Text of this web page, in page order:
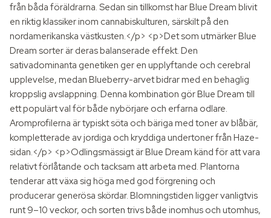
från båda föräldrarna. Sedan sin tillkomst har Blue Dream blivit
en riktig klassiker inom cannabiskulturen, särskilt på den
nordamerikanska västkusten.</p> <p>Det som utmärker Blue
Dream sorter är deras balanserade effekt. Den
sativadominanta genetiken ger en upplyftande och cerebral
upplevelse, medan Blueberry-arvet bidrar med en behaglig
kroppslig avslappning. Denna kombination gör Blue Dream till
ett populärt val för både nybörjare och erfarna odlare.
Aromprofilerna är typiskt söta och bäriga med toner av blåbär,
kompletterade av jordiga och kryddiga undertoner från Haze-
sidan.</p> <p>Odlingsmässigt är Blue Dream känd för att vara
relativt förlåtande och tacksam att arbeta med. Plantorna
tenderar att växa sig höga med god förgrening och
producerar generösa skördar. Blomningstiden ligger vanligtvis
runt 9–10 veckor, och sorten trivs både inomhus och utomhus,